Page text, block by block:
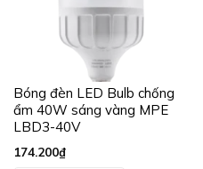
Bóng đèn LED Bulb chống
ẩm 40W sáng vàng MPE
LBD3-40V
174.200₫